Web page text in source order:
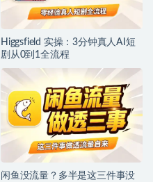
Higgsfield 实操：3分钟真人AI短
剧从0到1全流程
闲鱼没流量？多半是这三件事没